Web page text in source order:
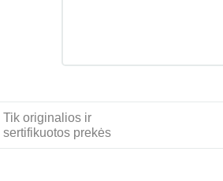
Tik originalios ir
sertifikuotos prekės